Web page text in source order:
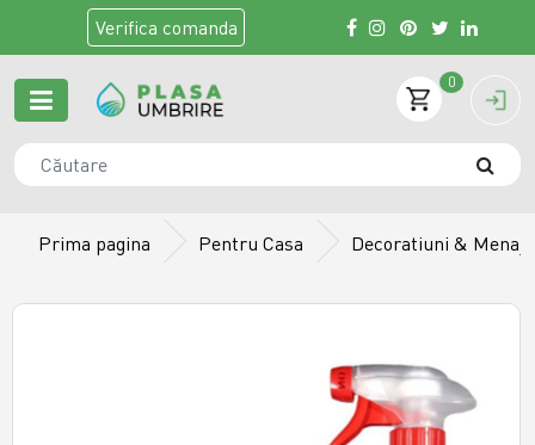
Verifica comanda
0
Prima pagina Pentru Casa Decoratiuni & Menaj